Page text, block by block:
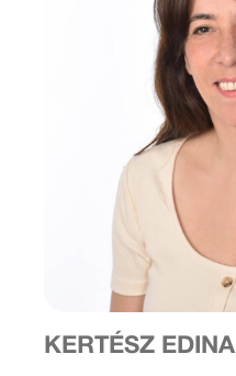
KERTÉSZ EDINA